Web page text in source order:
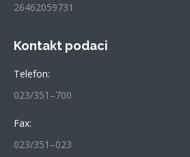
26462059731
Kontakt podaci
Telefon:
023/351–700
Fax:
023/351–023